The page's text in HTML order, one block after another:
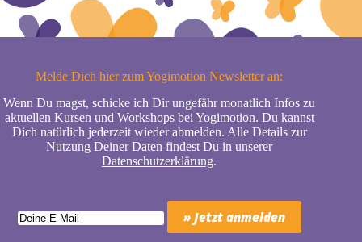
Melde Dich hier zum Yogimotion Newsletter an:
Wenn Du magst, schicke ich Dir ungefähr monatlich Infos zu
aktuellen Kursen und Workshops bei Yogimotion. Du kannst
Dich natürlich jederzeit wieder abmelden. Alle Details zur
Nutzung Deiner Daten findest Du in unserer
Datenschutzerklärung.